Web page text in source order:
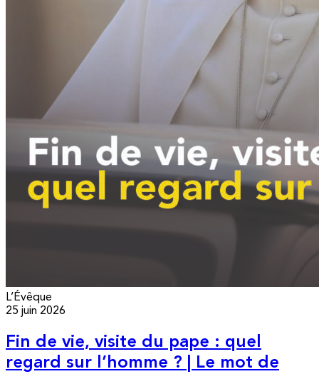
L’Évêque
25 juin 2026
Fin de vie, visite du pape : quel
regard sur l’homme ? | Le mot de